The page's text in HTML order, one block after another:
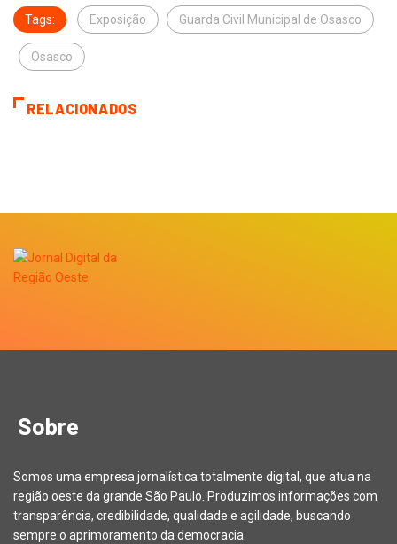
Tags: Exposição Guarda Civil Municipal de Osasco
Osasco
RELACIONADOS
Sobre
Somos uma empresa jornalística totalmente digital, que atua na
região oeste da grande São Paulo. Produzimos informações com
transparência, credibilidade, qualidade e agilidade, buscando
sempre o aprimoramento da democracia.